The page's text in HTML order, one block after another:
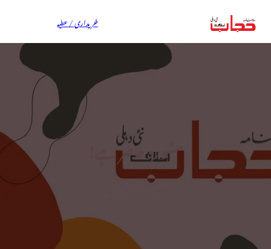
خریداری / عطیہ
مشورہ حاضر ہے!
صغیرہ بانو شیریں